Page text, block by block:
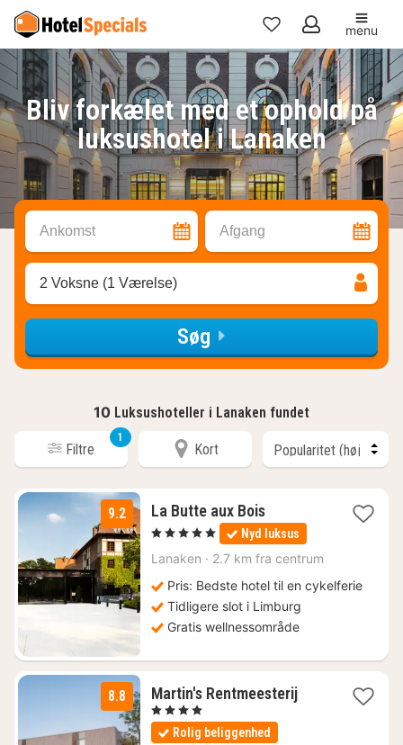
Mine
favoritter
menu
Bliv forkælet med et ophold på
luksushotel i Lanaken
Ankomst Afgang
2 Voksne (1 Værelse)
Søg
10 Luksushoteller i Lanaken fundet
Filtre
1
Kort
9.2 La Butte aux Bois1
nat
fra
1757
, 5 Stjerner Nyd luksus
Lanaken · 2.7 km fra centrum
Pris: Bedste hotel til en cykelferie
Tidligere slot i Limburg
Gratis wellnessområde
8.8 Martin's Rentmeesterij1
nat
, 4 Stjerner
Rolig beliggenhed